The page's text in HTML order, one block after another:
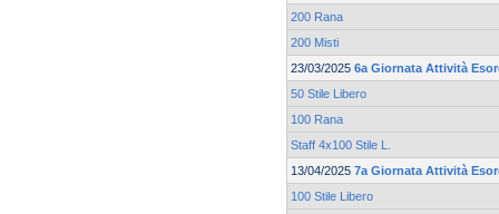
200 Rana
200 Misti
23/03/2025 6a Giornata Attività
50 Stile Libero
100 Rana
Staff 4x100 Stile L.
13/04/2025 7a Giornata Attività
100 Stile Libero